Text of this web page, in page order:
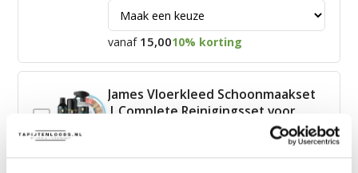
vanaf 15,0010% korting
James Vloerkleed Schoonmaakset
| Complete Reinigingsset voor